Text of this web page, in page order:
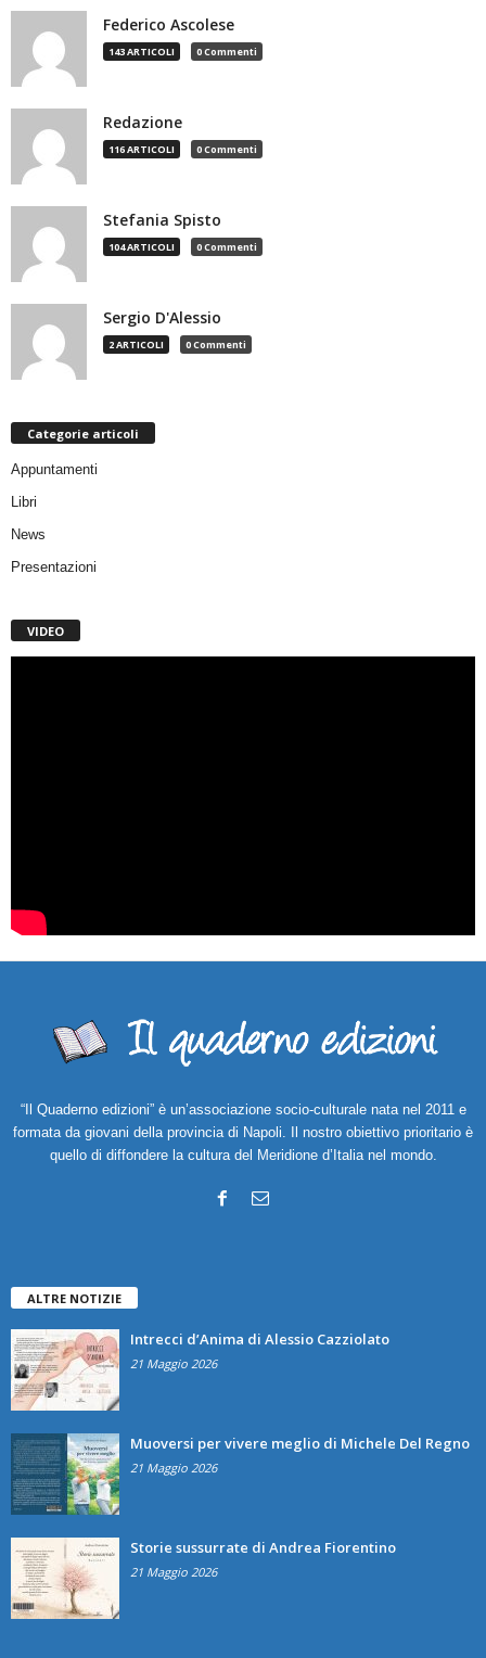
Federico Ascolese
143 ARTICOLI 0 Commenti
Redazione
116 ARTICOLI 0 Commenti
Stefania Spisto
104 ARTICOLI 0 Commenti
Sergio D'Alessio
2 ARTICOLI 0 Commenti
Categorie articoli
Appuntamenti
Libri
News
Presentazioni
VIDEO
“Il Quaderno edizioni” è un’associazione socio-culturale nata nel 2011 e
formata da giovani della provincia di Napoli. Il nostro obiettivo prioritario è
quello di diffondere la cultura del Meridione d’Italia nel mondo.
ALTRE NOTIZIE
Intrecci d’Anima di Alessio Cazziolato
21 Maggio 2026
Muoversi per vivere meglio di Michele Del Regno
21 Maggio 2026
Storie sussurrate di Andrea Fiorentino
21 Maggio 2026